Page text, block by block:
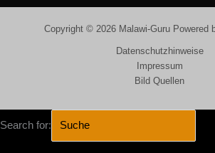
Copyright © 2026 Malawi-Guru Powered
Datenschutzhinweise
Impressum
Bild Quellen
Search for: